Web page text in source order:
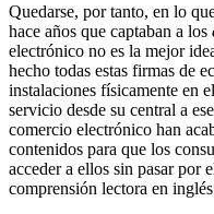
Quedarse, por tanto, en lo
hace años que captaban a los
electrónico no es la mejor
hecho todas estas firmas de
instalaciones físicamente en
servicio desde su central a
comercio electrónico han
contenidos para que los
acceder a ellos sin pasar por
comprensión lectora en